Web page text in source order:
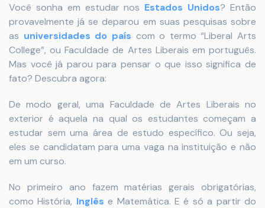
Você sonha em estudar nos Estados Unidos? Então
provavelmente já se deparou em suas pesquisas sobre
as universidades do país com o termo “Liberal Arts
College”, ou Faculdade de Artes Liberais em português.
Mas você já parou para pensar o que isso significa de
fato? Descubra agora:
De modo geral, uma Faculdade de Artes Liberais no
exterior é aquela na qual os estudantes começam a
estudar sem uma área de estudo específico. Ou seja,
eles se candidatam para uma vaga na instituição e não
em um curso.
No primeiro ano fazem matérias gerais obrigatórias,
como História, Inglês e Matemática. E é só a partir do